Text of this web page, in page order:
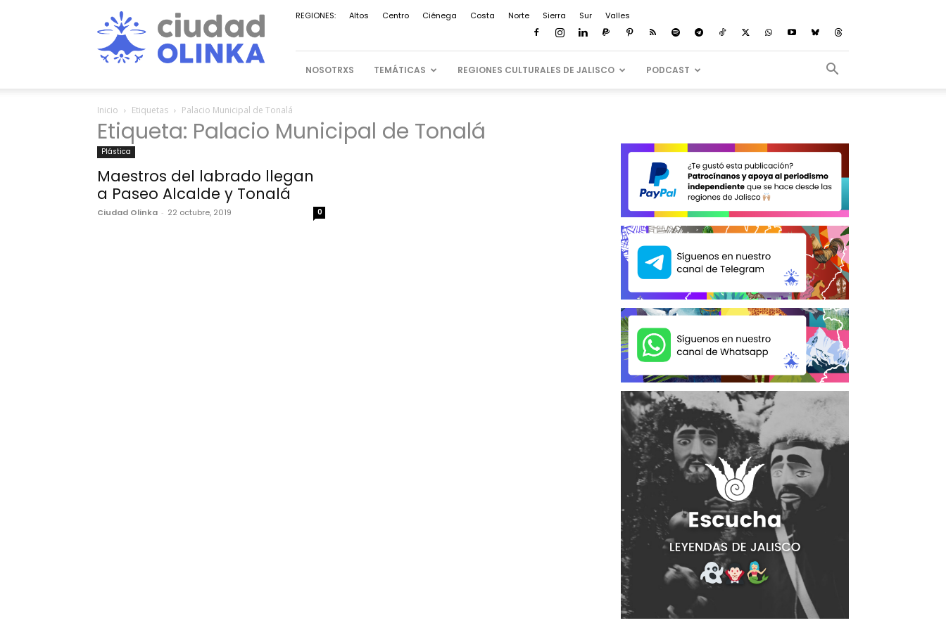
Ciudad
Olinka
REGIONES: Altos Centro Ciénega Costa Norte Sierra Sur Valles
NOSOTRXS TEMÁTICAS REGIONES CULTURALES DE JALISCO PODCAST
Inicio Etiquetas Palacio Municipal de Tonalá
Etiqueta: Palacio Municipal de Tonalá
Plástica
Maestros del labrado llegan
a Paseo Alcalde y Tonalá
Ciudad Olinka - 22 octubre, 2019 0